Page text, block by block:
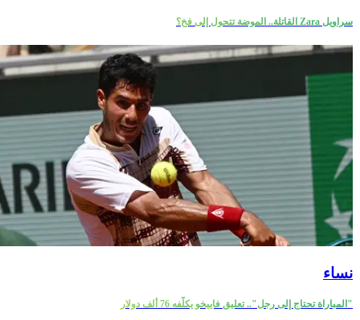
سراويل Zara القاتلة.. الموضة تتحول إلى فخ؟
نساء
"المباراة تحتاج إلى رجل".. تعليق فاييخو يكلّفه 76 ألف دولار